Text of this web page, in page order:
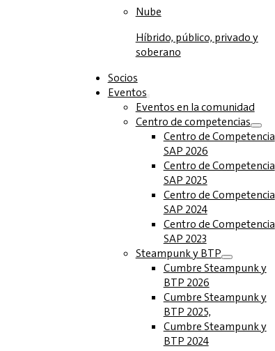
Nube
Híbrido, público, privado y
soberano
Socios
Eventos
Eventos en la comunidad
Centro de competencias
Centro de Competencia
SAP 2026
Centro de Competencia
SAP 2025
Centro de Competencia
SAP 2024
Centro de Competencia
SAP 2023
Steampunk y BTP
Cumbre Steampunk y
BTP 2026
Cumbre Steampunk y
BTP 2025,
Cumbre Steampunk y
BTP 2024